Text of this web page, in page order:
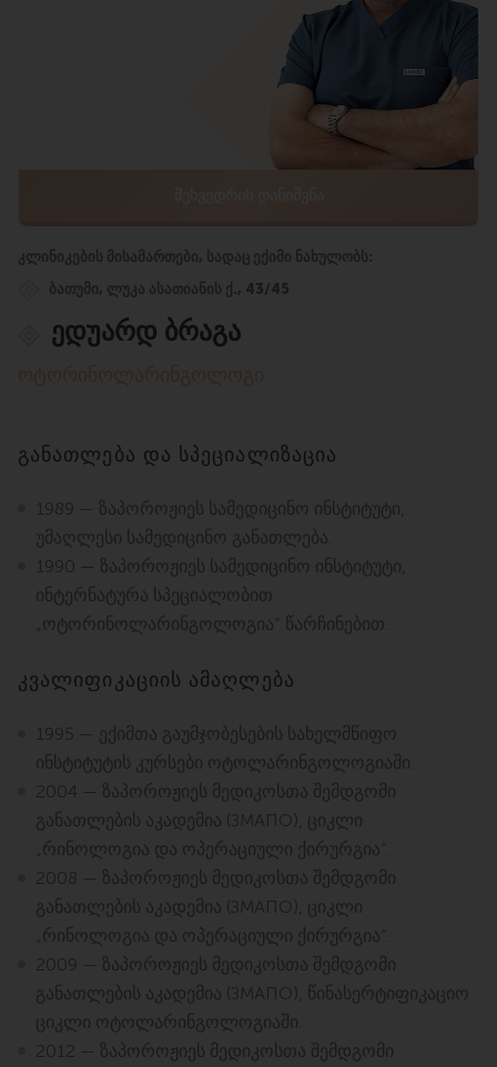
კლინიკების მისამართები, სადაც ექიმი ნახულობს:
ბათუმი, ლუკა ასათიანის ქ., 43/45
ედუარდ ბრაგა
განათლება და სპეციალიზაცია
1989 — ზაპოროჟიეს სამედიცინო ინსტიტუტი,
უმაღლესი სამედიცინო განათლება.
1990 — ზაპოროჟიეს სამედიცინო ინსტიტუტი,
ინტერნატურა სპეციალობით
„ოტორინოლარინგოლოგია“ წარჩინებით.
კვალიფიკაციის ამაღლება
1995 — ექიმთა გაუმჯობესების სახელმწიფო
ინსტიტუტის კურსები ოტოლარინგოლოგიაში.
2004 — ზაპოროჟიეს მედიკოსთა შემდგომი
განათლების აკადემია (ЗМАПО), ციკლი
„რინოლოგია და ოპერაციული ქირურგია“.
2008 — ზაპოროჟიეს მედიკოსთა შემდგომი
განათლების აკადემია (ЗМАПО), ციკლი
„რინოლოგია და ოპერაციული ქირურგია“.
2009 — ზაპოროჟიეს მედიკოსთა შემდგომი
განათლების აკადემია (ЗМАПО), წინასერტიფიკაციო
ციკლი ოტოლარინგოლოგიაში.
2012 — ზაპოროჟიეს მედიკოსთა შემდგომი